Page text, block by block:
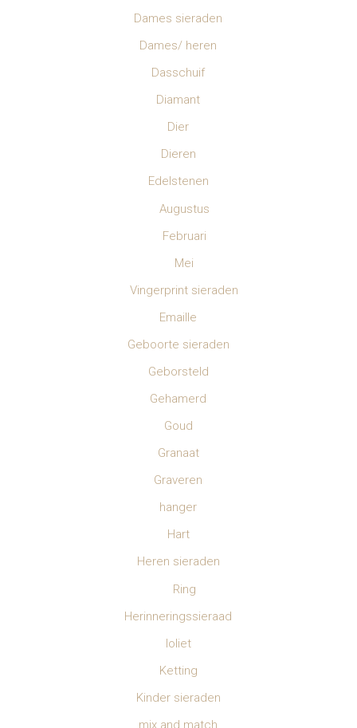
Dames sieraden
Dames/ heren
Dasschuif
Diamant
Dier
Dieren
Edelstenen
Augustus
Februari
Mei
Vingerprint sieraden
Emaille
Geboorte sieraden
Geborsteld
Gehamerd
Goud
Granaat
Graveren
hanger
Hart
Heren sieraden
Ring
Herinneringssieraad
Ioliet
Ketting
Kinder sieraden
mix and match